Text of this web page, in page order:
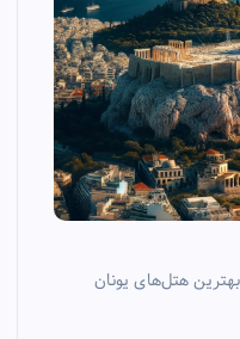
بهترین هتل‌های یونان